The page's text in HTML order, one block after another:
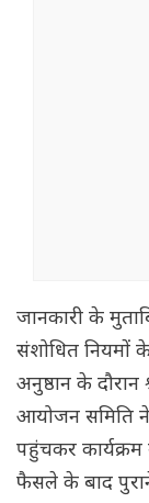
जानकारी के
संशोधित नियमों
अनुष्ठान के
आयोजन समि‌ति ने
पहुंचकर
फैसले के बाद